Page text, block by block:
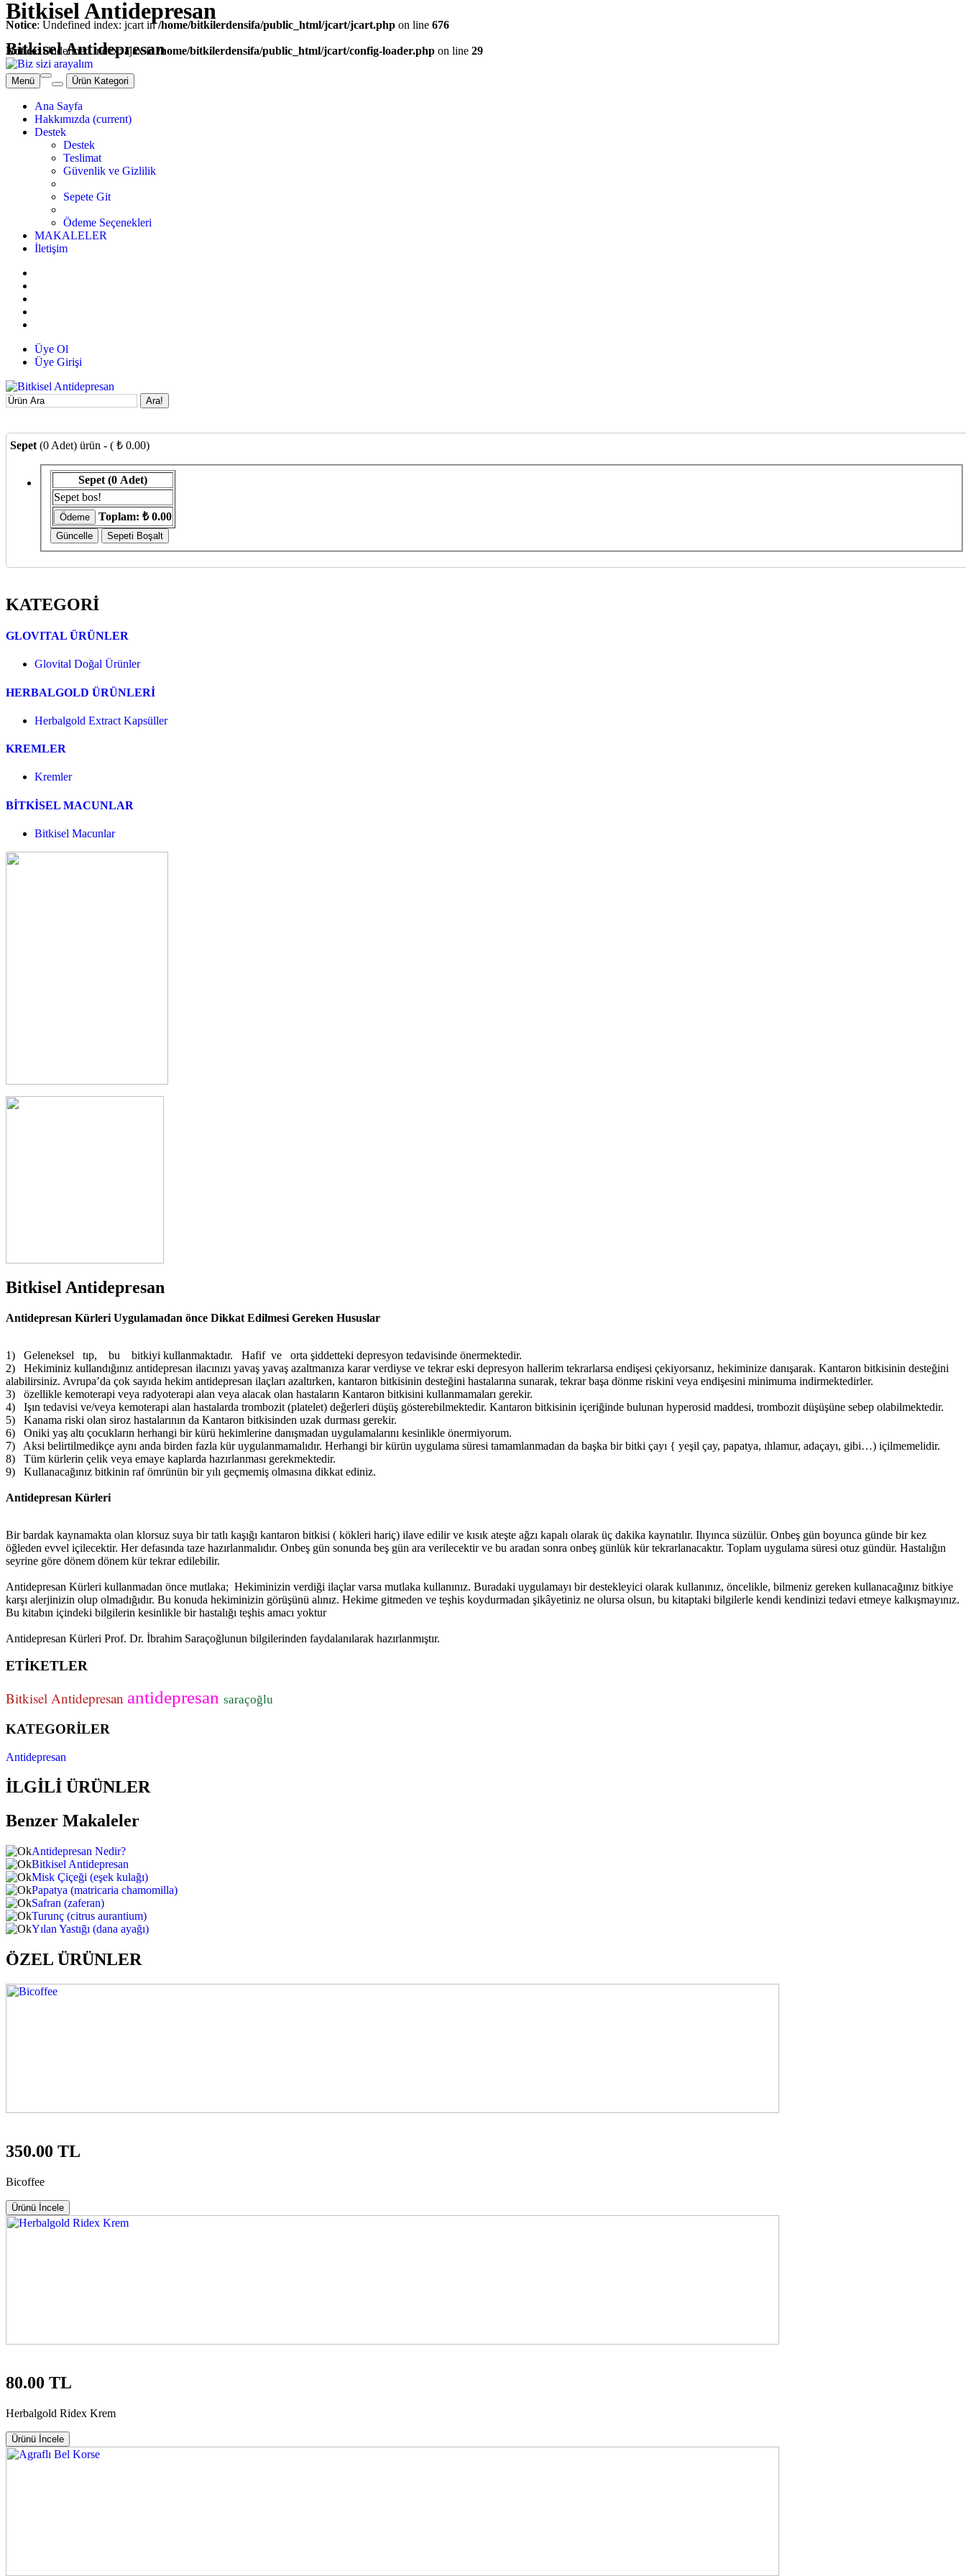
Notice: Undefined index: jcart in/home/bitkilerdensifa/public_html/jcart/jcart.php on line 676
Notice: Undefined index: ajax in/home/bitkilerdensifa/public_html/jcart/config-loader.php on line 29
Bitkisel Antidepresan
Bitkisel Antidepresan
Menü Ürün Kategori
Ana Sayfa
Hakkımızda (current)
Destek
Destek
Teslimat
Güvenlik ve Gizlilik
Sepete Git
Ödeme Seçenekleri
MAKALELER
İletişim
Üye Ol
Üye Girişi
Ara!
Sepet (0 Adet) ürün - ( ₺ 0.00)
Sepet (0 Adet)
Toplam: ₺ 0.00
Sepet bos!
KATEGORİ
GLOVITAL ÜRÜNLER
Glovital Doğal Ürünler
HERBALGOLD ÜRÜNLERİ
Herbalgold Extract Kapsüller
KREMLER
Kremler
BİTKİSEL MACUNLAR
Bitkisel Macunlar
Bitkisel Antidepresan
Antidepresan Kürleri Uygulamadan önce Dikkat Edilmesi Gereken Hususlar
1) Geleneksel tıp, bu bitkiyi kullanmaktadır. Hafif ve orta şiddetteki depresyon tedavisinde önermektedir.
2) Hekiminiz kullandığınız antidepresan ilacınızı yavaş yavaş azaltmanıza karar verdiyse ve tekrar eski depresyon hallerim tekrarlarsa endişesi çekiyorsanız, hekiminize danışarak. Kantaron bitkisinin desteğini
alabilirsiniz. Avrupa’da çok sayıda hekim antidepresan ilaçları azaltırken, kantaron bitkisinin desteğini hastalarına sunarak, tekrar başa dönme riskini veya endişesini minimuma indirmektedirler.
3) özellikle kemoterapi veya radyoterapi alan veya alacak olan hastaların Kantaron bitkisini kullanmamaları gerekir.
4) Işın tedavisi ve/veya kemoterapi alan hastalarda trombozit (platelet) değerleri düşüş gösterebilmektedir. Kantaron bitkisinin içeriğinde bulunan hyperosid maddesi, trombozit düşüşüne sebep olabilmektedir.
5) Kanama riski olan siroz hastalarının da Kantaron bitkisinden uzak durması gerekir.
6) Oniki yaş altı çocukların herhangi bir kürü hekimlerine danışmadan uygulamalarını kesinlikle önermiyorum.
7) Aksi belirtilmedikçe aynı anda birden fazla kür uygulanmamalıdır. Herhangi bir kürün uygulama süresi tamamlanmadan da başka bir bitki çayı { yeşil çay, papatya, ıhlamur, adaçayı, gibi…) içilmemelidir.
8) Tüm kürlerin çelik veya emaye kaplarda hazırlanması gerekmektedir.
9) Kullanacağınız bitkinin raf ömrünün bir yılı geçmemiş olmasına dikkat ediniz.
Antidepresan Kürleri
Bir bardak kaynamakta olan klorsuz suya bir tatlı kaşığı kantaron bitkisi ( kökleri hariç) ilave edilir ve kısık ateşte ağzı kapalı olarak üç dakika kaynatılır. Ilıyınca süzülür. Onbeş gün boyunca günde bir kez
öğleden evvel içilecektir. Her defasında taze hazırlanmalıdır. Onbeş gün sonunda beş gün ara verilecektir ve bu aradan sonra onbeş günlük kür tekrarlanacaktır. Toplam uygulama süresi otuz gündür. Hastalığın
seyrine göre dönem dönem kür tekrar edilebilir.
Antidepresan Kürleri kullanmadan önce mutlaka; Hekiminizin verdiği ilaçlar varsa mutlaka kullanınız. Buradaki uygulamayı bir destekleyici olarak kullanınız, öncelikle, bilmeniz gereken kullanacağınız bitkiye
karşı alerjinizin olup olmadığıdır. Bu konuda hekiminizin görüşünü alınız. Hekime gitmeden ve teşhis koydurmadan şikâyetiniz ne olursa olsun, bu kitaptaki bilgilerle kendi kendinizi tedavi etmeye kalkışmayınız.
Bu kitabın içindeki bilgilerin kesinlikle bir hastalığı teşhis amacı yoktur
Antidepresan Kürleri Prof. Dr. İbrahim Saraçoğlunun bilgilerinden faydalanılarak hazırlanmıştır.
ETİKETLER
Bitkisel Antidepresan antidepresan saraçoğlu
KATEGORİLER
Antidepresan
İLGİLİ ÜRÜNLER
Benzer Makaleler
Antidepresan Nedir?
Bitkisel Antidepresan
Misk Çiçeği (eşek kulağı)
Papatya (matricaria chamomilla)
Safran (zaferan)
Turunç (citrus aurantium)
Yılan Yastığı (dana ayağı)
ÖZEL ÜRÜNLER
350.00 TL
Bicoffee
Ürünü İncele
80.00 TL
Herbalgold Ridex Krem
Ürünü İncele